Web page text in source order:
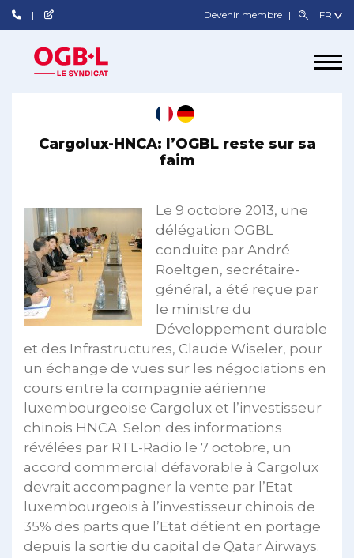
Devenir membre
Cargolux-HNCA: l’OGBL reste sur sa
faim
Le 9 octobre 2013, une
délégation OGBL
conduite par André
Roeltgen, secrétaire-
général, a été reçue par
le ministre du
Développement durable
et des Infrastructures, Claude Wiseler, pour
un échange de vues sur les négociations en
cours entre la compagnie aérienne
luxembourgeoise Cargolux et l’investisseur
chinois HNCA. Selon des informations
révélées par RTL-Radio le 7 octobre, un
accord commercial défavorable à Cargolux
devrait accompagner la vente par l’Etat
luxembourgeois à l’investisseur chinois de
35% des parts que l’Etat détient en portage
depuis la sortie du capital de Qatar Airways.